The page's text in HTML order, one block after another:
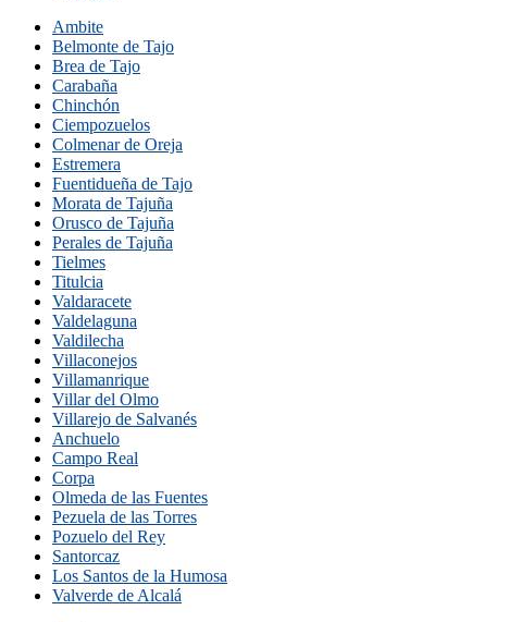
Ambite
Belmonte de Tajo
Brea de Tajo
Carabaña
Chinchón
Ciempozuelos
Colmenar de Oreja
Estremera
Fuentidueña de Tajo
Morata de Tajuña
Orusco de Tajuña
Perales de Tajuña
Tielmes
Titulcia
Valdaracete
Valdelaguna
Valdilecha
Villaconejos
Villamanrique
Villar del Olmo
Villarejo de Salvanés
Anchuelo
Campo Real
Corpa
Olmeda de las Fuentes
Pezuela de las Torres
Pozuelo del Rey
Santorcaz
Los Santos de la Humosa
Valverde de Alcalá